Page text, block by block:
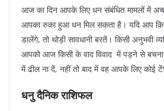
आज का दिन आपके लिए धन संबंधित मामलों में
आपका रुका हुआ धन मिल सकता है। यदि आप
डालेंगे, तो थोड़ी सावधानी बरतें। किसी अनुभवी
आपको आज किसी के वाद विवाद में पड़ने से बचना
में ढील ना दें, नहीं तो बाद में वह आपके लिए
धनु दैनिक राशिफल